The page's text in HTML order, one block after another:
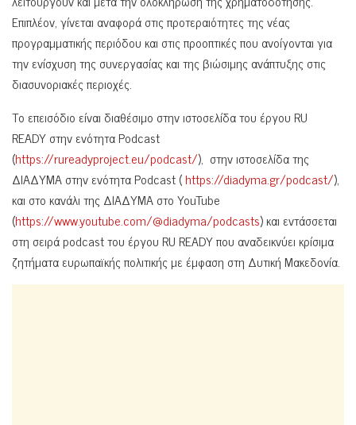
Επιπλέον, γίνεται αναφορά στις προτεραιότητες της νέας
προγραμματικής περιόδου και στις προοπτικές που ανοίγονται για
την ενίσχυση της συνεργασίας και της βιώσιμης ανάπτυξης στις
διασυνοριακές περιοχές.
Το επεισόδιο είναι διαθέσιμο στην ιστοσελίδα του έργου RU
READY στην ενότητα Podcast
(https://rureadyproject.eu/podcast/), στην ιστοσελίδα της
ΔΙΑΔΥΜΑ στην ενότητα Podcast (https://diadyma.gr/podcast/),
και στο κανάλι της ΔΙΑΔΥΜΑ στο YouTube
(https://www.youtube.com/@diadyma/podcasts) και εντάσσεται
στη σειρά podcast του έργου RU READY που αναδεικνύει κρίσιμα
ζητήματα ευρωπαϊκής πολιτικής με έμφαση στη Δυτική Μακεδονία.